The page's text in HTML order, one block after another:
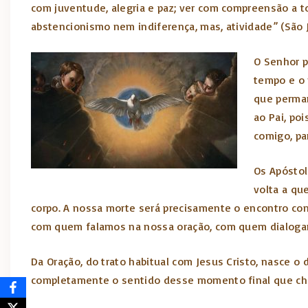
com juventude, alegria e paz; ver com compreensão
abstencionismo nem indiferença, mas, atividade” (São
O Senhor
tempo e o
que
ao Pai,
comigo,
Os
volta a
corpo. A nossa morte será precisamente o encontro
com quem falamos na nossa oração, com quem
Da Oração, do trato habitual com Jesus Cristo, nasce
completamente o sentido desse momento final que